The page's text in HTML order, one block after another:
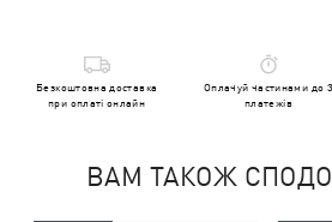
Безкоштовна доставка
при оплаті онлайн
Оплачуй частинами до 3
платежів
ВАМ ТАКОЖ